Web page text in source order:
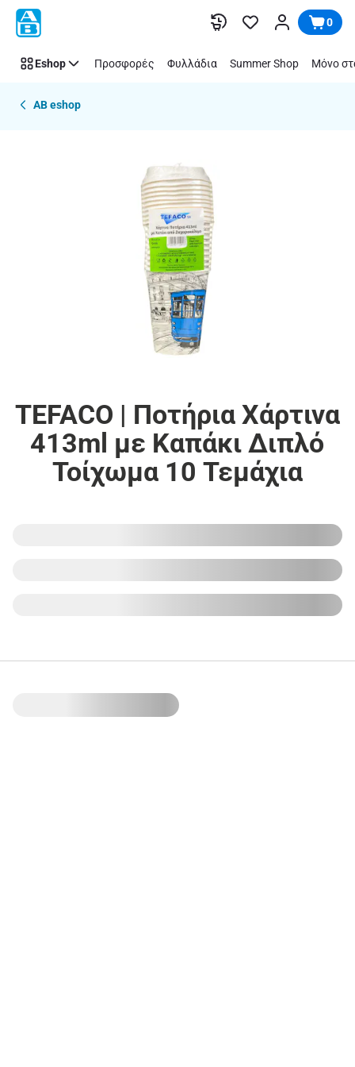
Παράλειψη 0
Eshop Προσφορές Φυλλάδια Summer Shop Μόνο
AB eshop
TEFACO | Ποτήρια Χάρτινα
413ml με Καπάκι Διπλό
Τοίχωμα 10 Τεμάχια